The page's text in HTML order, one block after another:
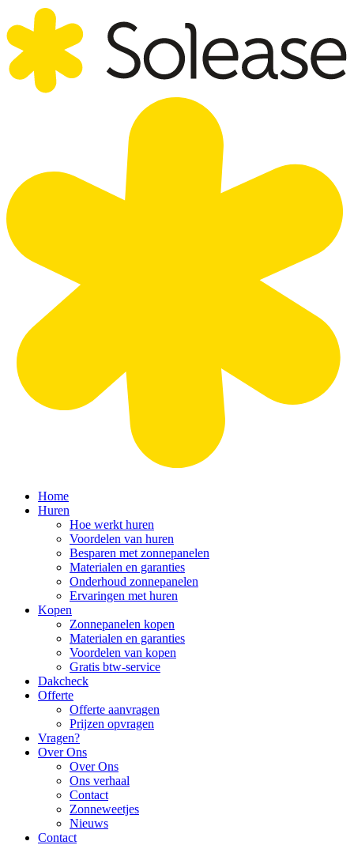
Home
Huren
Hoe werkt huren
Voordelen van huren
Besparen met zonnepanelen
Materialen en garanties
Onderhoud zonnepanelen
Ervaringen met huren
Kopen
Zonnepanelen kopen
Materialen en garanties
Voordelen van kopen
Gratis btw-service
Dakcheck
Offerte
Offerte aanvragen
Prijzen opvragen
Vragen?
Over Ons
Over Ons
Ons verhaal
Contact
Zonneweetjes
Nieuws
Contact